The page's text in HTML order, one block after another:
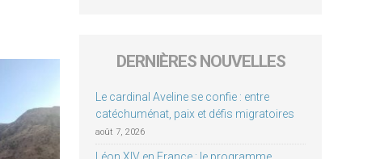
DERNIÈRES NOUVELLES
Le cardinal Aveline se confie : entre
catéchuménat, paix et défis migratoires
août 7, 2026